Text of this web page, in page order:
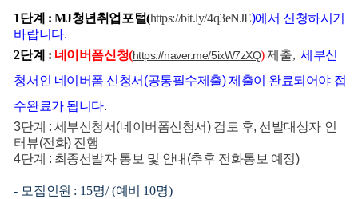
1단계 : MJ청년취업포털(https://bit.ly/4q3eNJE)에서 신청하시기
바랍니다.
2단계 : 네이버폼신청(https://naver.me/5ixW7zXQ)제출,세부신
청서인 네이버폼 신청서(공통필수제출) 제출이 완료되어야접
수완료가 됩니다.
3단계 : 세부신청서(네이버폼신청서) 검토 후, 선발대상자 인
터뷰(전화) 진행
4단계 : 최종선발자 통보 및 안내(추후 전화통보 예정)
- 모집인원 : 15명/ (예비 10명)